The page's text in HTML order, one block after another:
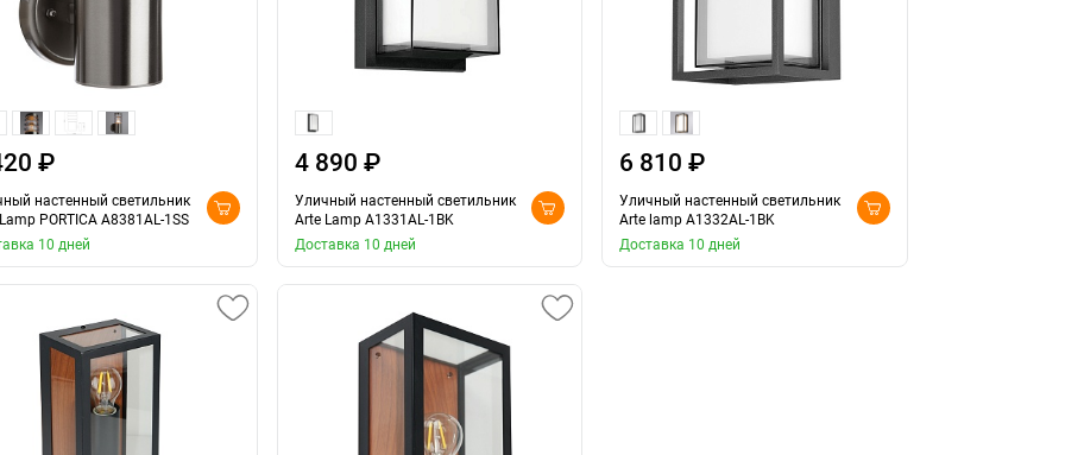
₽
настенный светильник
PORTICA A8381AL-1SS
10 дней
4 890 ₽
Уличный настенный светильник
Arte Lamp A1331AL-1BK
Доставка 10 дней
6 810 ₽
Уличный настенный светильник
Arte lamp A1332AL-1BK
Доставка 10 дней